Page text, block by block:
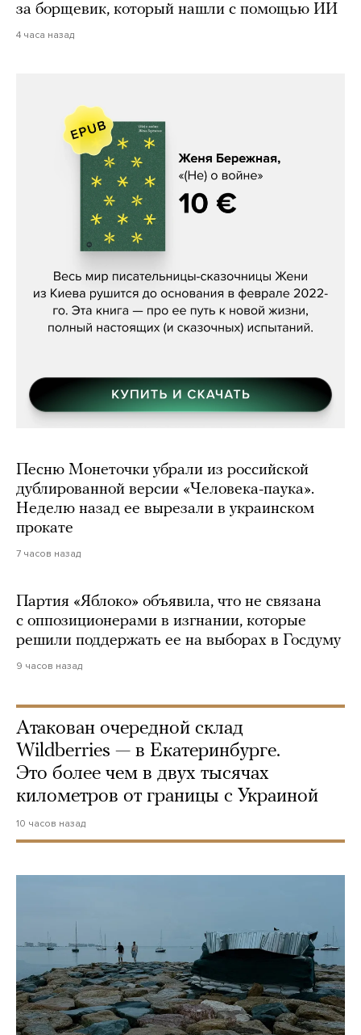
за борщевик, который нашли с помощью ИИ
4 часа назад
Женя Бережная, «(Не) о войне»
Песню Монеточки убрали из российской
дублированной версии «Человека-паука».
Неделю назад ее вырезали в украинском
прокате
7 часов назад
Партия «Яблоко» объявила, что не связана
с оппозиционерами в изгнании, которые
решили поддержать ее на выборах в Госдуму
9 часов назад
Атакован очередной склад
Wildberries — в Екатеринбурге.
Это более чем в двух тысячах
километров от границы с Украиной
10 часов назад